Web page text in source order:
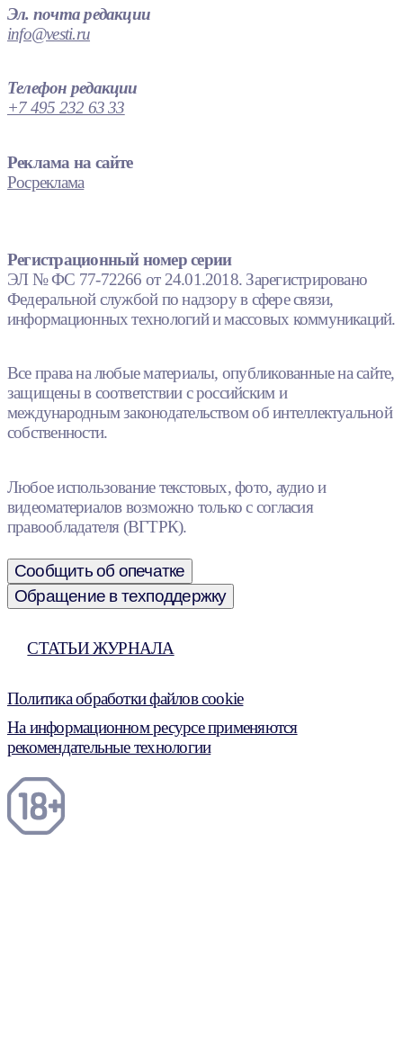
Эл. почта редакции
info@vesti.ru
Телефон редакции
+7 495 232 63 33
Реклама на сайте
Росреклама
Регистрационный номер серии
ЭЛ № ФС 77-72266 от 24.01.2018. Зарегистрировано
Федеральной службой по надзору в сфере связи,
информационных технологий и массовых коммуникаций.
Все права на любые материалы, опубликованные на сайте,
защищены в соответствии с российским и
международным законодательством об интеллектуальной
собственности.
Любое использование текстовых, фото, аудио и
видеоматериалов возможно только с согласия
правообладателя (ВГТРК).
Сообщить об опечатке
Обращение в техподдержку
СТАТЬИ ЖУРНАЛА
Политика обработки файлов cookie
На информационном ресурсе применяются
рекомендательные технологии